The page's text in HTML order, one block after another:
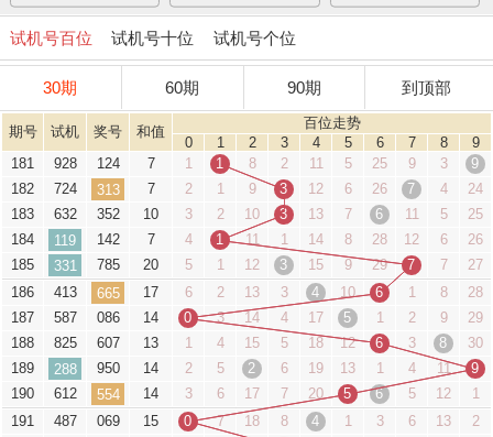
试机号百位 试机号十位 试机号个位
30期 60期 90期 到顶部
期号 试机 奖号 和值
百位走势
0
1 2 3 4 5 6 7 8
9
181
928 124 7 1 1 8 2 11 5 25 9 3
9
182
724 313 7 2 1 9 3 12 6 26 7 4
24
183
632 352 10 3 2 10 3 13 7 6 11 5
25
184
119 142 7 4 1 11 1 14 8 28 12 6
26
185
331 785 20 5 1 12 3 15 9 29 7 7
27
186
413 665 17 6 2 13 3 4 10 6 1 8
28
187
587 086 14 0 3 14 4 17 5 1 2 9
29
188
825 607 13 1 4 15 5 18 12 6 3 8
30
189
288 950 14 2 5 2 6 19 13 1 4 11
9
190
612 554 14 3 6 17 7 20 5 6 5 12
1
191
487 069 15 0 7 18 8 4 1 3 6 13
2